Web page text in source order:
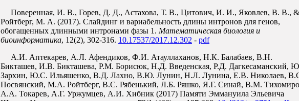
Поверенная, И. В., Горев, Д. Д., Астахова, Т. В., Цитович, И. И., Яковлев, В. В., &
Ройтберг, М. А. (2017). Слайдинг и вариабельность длины интронов для генов,
обогащенных длинными интронами фазы 1. Математическая биология и
биоинформатика, 12(2), 302-316. 10.17537/2017.12.302 - pdf
А.И. Аптекарев, А.Л. Афендиков, Ф.И. Атауллаханов, Н.К. Балабаев, В.Н.
Бикташев, И.В. Бикташева, Р.М. Борисюк, Н.Д. Введенская, Р.Д. Дагкесаманский,
Зархин, Ю.С. Ильяшенко, В.Д. Лахно, В.Ю. Лунин, Н.Л. Лунина, Е.В. Николаев,
Посвянский, М.А. Ройтберг, В.С. Рябенький, Л.Б. Ряшко, Я.Г. Синай, В.М.
А.А. Токарев, А.Г. Уржумцев, А.И. Хибник (2017) Памяти Эммануила Эльевича